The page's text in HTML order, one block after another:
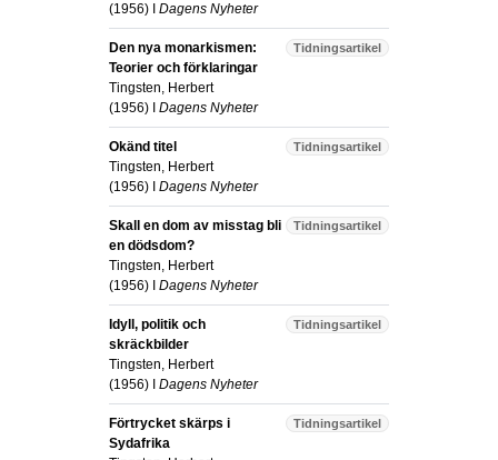
(1956) I Dagens Nyheter
Tidningsartikel
Den nya monarkismen:
Teorier och förklaringar
Tingsten, Herbert
(1956) I Dagens Nyheter
Tidningsartikel
Okänd titel
Tingsten, Herbert
(1956) I Dagens Nyheter
Tidningsartikel
Skall en dom av misstag bli
en dödsdom?
Tingsten, Herbert
(1956) I Dagens Nyheter
Tidningsartikel
Idyll, politik och
skräckbilder
Tingsten, Herbert
(1956) I Dagens Nyheter
Tidningsartikel
Förtrycket skärps i
Sydafrika